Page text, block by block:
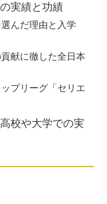
実績と功績
んだ理由と入学
献に徹した全日本
プリーグ「セリエ
校や大学での実